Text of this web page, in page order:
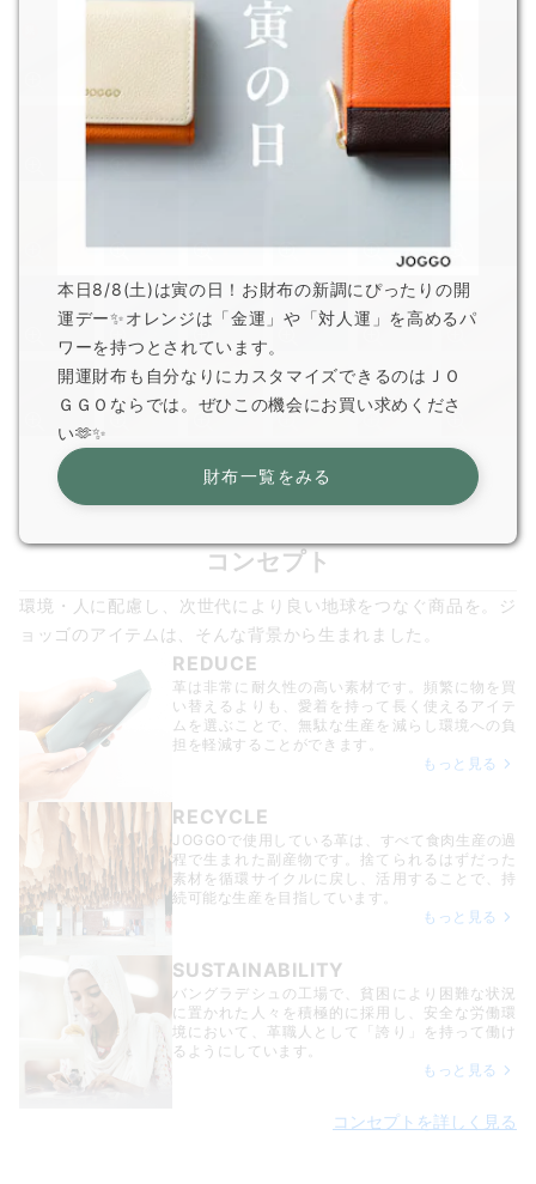
コンセプト
環境・人に配慮し、次世代により良い地球をつなぐ商品を。ジ
ョッゴのアイテムは、
そんな背景から生まれました。
REDUCE
革は非常に耐久性の高い素材です。頻繁に物を買
い替えるよりも、愛着を持って長く使えるアイテ
ムを選ぶことで、無駄な生産を減らし環境への負
担を軽減することができます。
もっと見る
RECYCLE
JOGGOで使用している革は、すべて食肉生産の過
程で生まれた副産物です。捨てられるはずだった
素材を循環サイクルに戻し、活用することで、持
続可能な生産を目指しています。
もっと見る
SUSTAINABILITY
バングラデシュの工場で、貧困により困難な状況
に置かれた人々を積極的に採用し、安全な労働環
境において、革職人として「誇り」を持って働け
るようにしています。
もっと見る
コンセプトを詳しく見る
本日8/8(土)は寅の日！お財布の新調にぴったりの開
運デー✨オレンジは「金運」や「対人運」を高めるパ
ワーを持つとされています。
開運財布も自分なりにカスタマイズできるのはＪＯ
ＧＧＯならでは。ぜひこの機会にお買い求めくださ
い🫶✨
財布一覧をみる